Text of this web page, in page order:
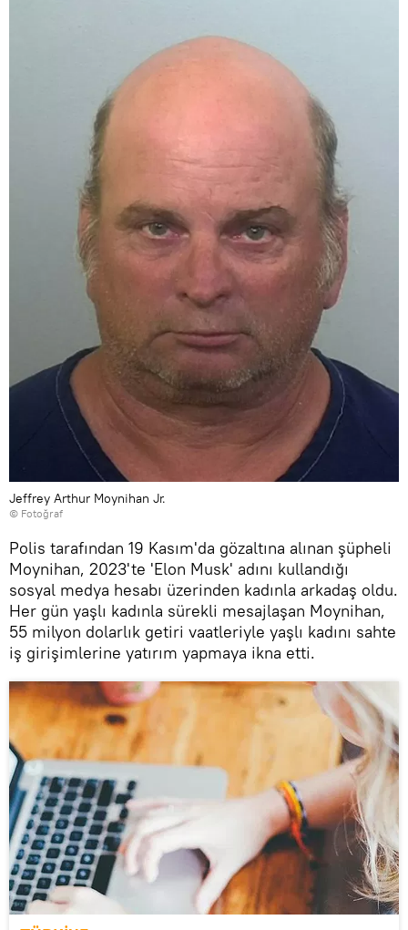
Jeffrey Arthur Moynihan Jr.
© Fotoğraf
Polis tarafından 19 Kasım'da gözaltına alınan şüpheli
Moynihan, 2023'te 'Elon Musk' adını kullandığı
sosyal medya hesabı üzerinden kadınla arkadaş oldu.
Her gün yaşlı kadınla sürekli mesajlaşan Moynihan,
55 milyon dolarlık getiri vaatleriyle yaşlı kadını sahte
iş girişimlerine yatırım yapmaya ikna etti.